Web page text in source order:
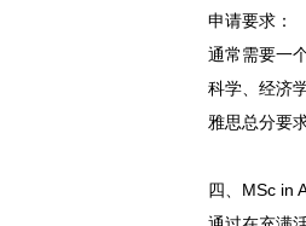
申请要求：
通常需要一
科学、经济
雅思总分要
四、MSc in